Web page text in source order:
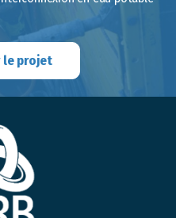
le projet